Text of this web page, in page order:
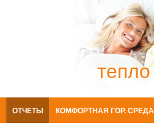
тепло
ОТЧЕТЫ КОМФОРТНАЯ ГОР. СРЕДА